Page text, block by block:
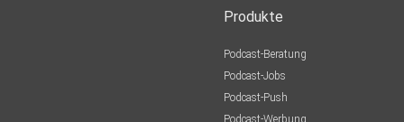
Produkte
Podcast-Beratung
Podcast-Jobs
Podcast-Push
Podcast-Werbung